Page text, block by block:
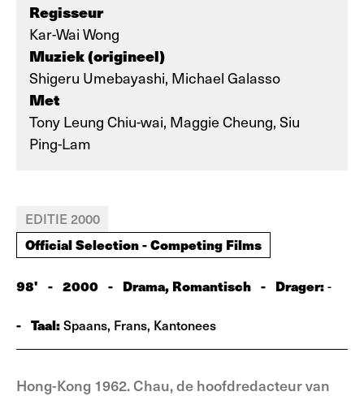
Regisseur
Kar-Wai Wong
Muziek (origineel)
Shigeru Umebayashi, Michael Galasso
Met
Tony Leung Chiu-wai, Maggie Cheung, Siu
Ping-Lam
EDITIE 2000
Official Selection - Competing Films
98' - 2000 - Drama, Romantisch - Drager:-
- Taal:Spaans, Frans, Kantonees
Hong-Kong 1962. Chau, de hoofdredacteur van